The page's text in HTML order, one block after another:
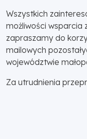
Wszystkich
możliwości wsparcia
zapraszamy do
mailowych
województwie
Za utrudnienia